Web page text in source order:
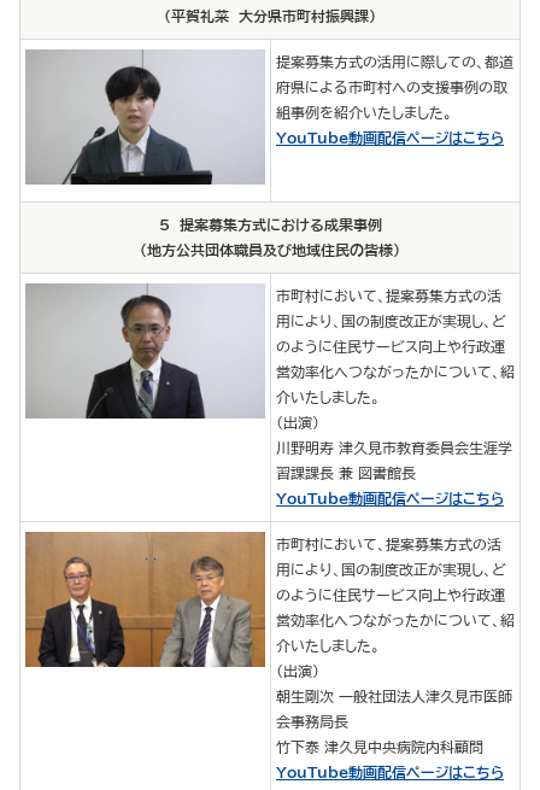
（平賀礼菜 大分県市町村振興課）
提案募集方式の活用に際しての、都道
府県による市町村への支援事例の取
組事例を紹介いたしました。
YouTube動画配信ページはこちら
5 提案募集方式における成果事例
（地方公共団体職員及び地域住民の皆様）
市町村において、提案募集方式の活
用により、国の制度改正が実現し、ど
のように住民サービス向上や行政運
営効率化へつながったかについて、紹
介いたしました。
（出演）
川野明寿 津久見市教育委員会生涯学
習課課長 兼 図書館長
YouTube動画配信ページはこちら
市町村において、提案募集方式の活
用により、国の制度改正が実現し、ど
のように住民サービス向上や行政運
営効率化へつながったかについて、紹
介いたしました。
（出演）
朝生剛次 一般社団法人津久見市医師
会事務局長
竹下泰 津久見中央病院内科顧問
YouTube動画配信ページはこちら